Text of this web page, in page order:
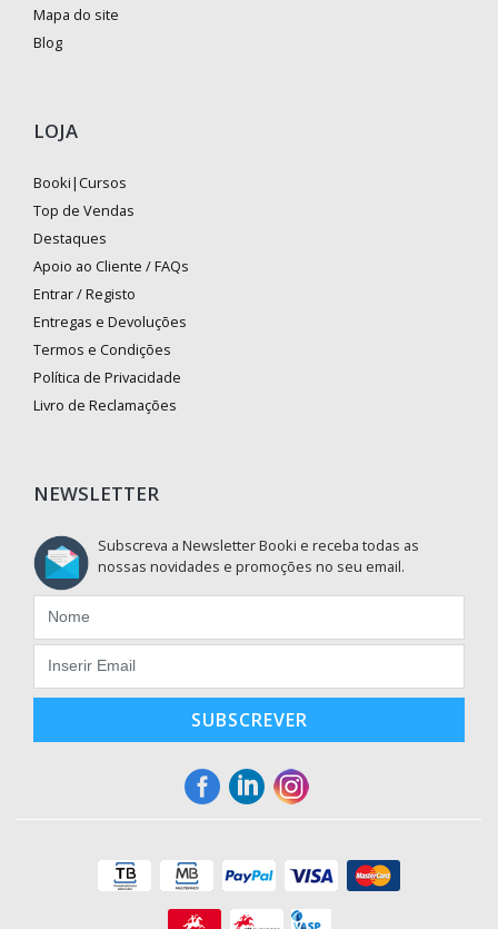
Mapa do site
Blog
LOJA
Booki|Cursos
Top de Vendas
Destaques
Apoio ao Cliente / FAQs
Entrar / Registo
Entregas e Devoluções
Termos e Condições
Política de Privacidade
Livro de Reclamações
NEWSLETTER
Subscreva a Newsletter Booki e receba todas as
nossas novidades e promoções no seu email.
SUBSCREVER